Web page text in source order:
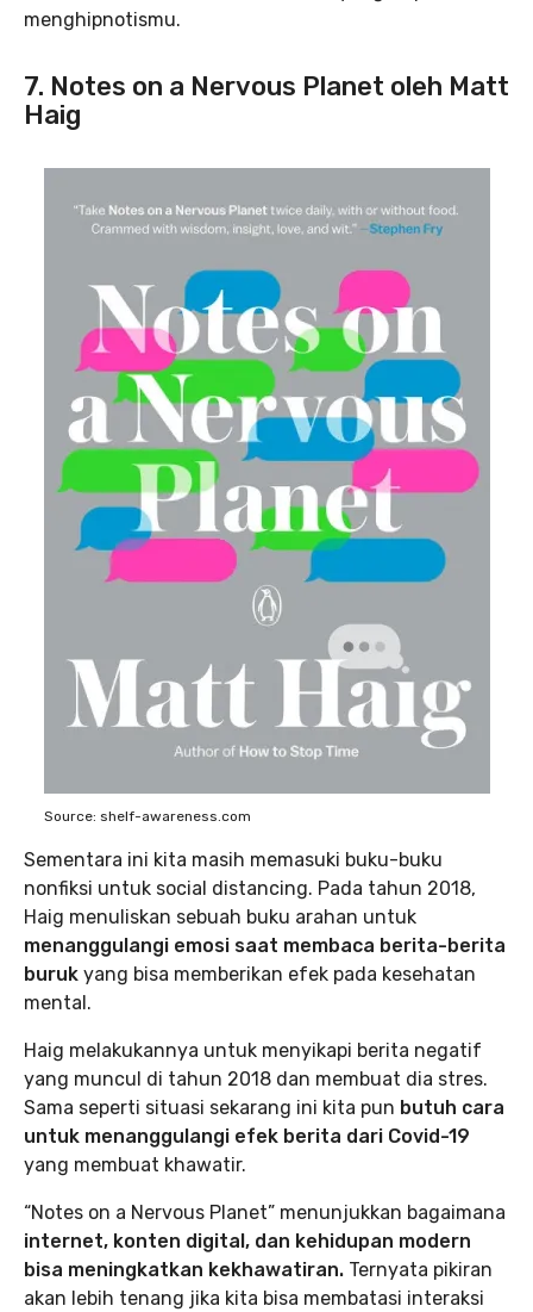
menghipnotismu.
7. Notes on a Nervous Planet oleh Matt
Haig
Source: shelf-awareness.com
Sementara ini kita masih memasuki buku-buku
nonfiksi untuk social distancing. Pada tahun 2018,
Haig menuliskan sebuah buku arahan untuk
menanggulangi emosi saat membaca berita-berita
buruk yang bisa memberikan efek pada kesehatan
mental.
Haig melakukannya untuk menyikapi berita negatif
yang muncul di tahun 2018 dan membuat dia stres.
Sama seperti situasi sekarang ini kita pun butuh cara
untuk menanggulangi efek berita dari Covid-19
yang membuat khawatir.
“Notes on a Nervous Planet” menunjukkan bagaimana
internet, konten digital, dan kehidupan modern
bisa meningkatkan kekhawatiran. Ternyata pikiran
akan lebih tenang jika kita bisa membatasi interaksi